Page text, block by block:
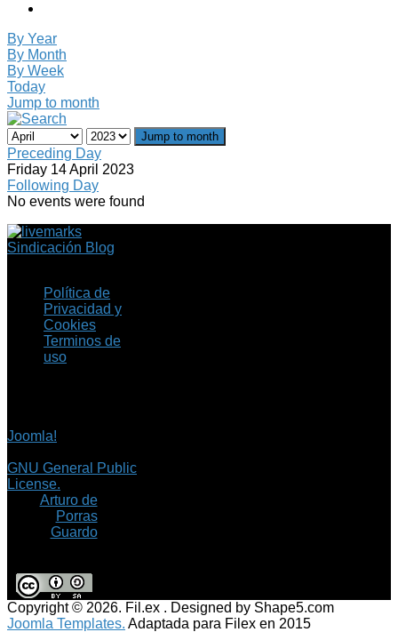
By Year
By Month
By Week
Today
Jump to month
Jump to month
Preceding Day
Friday 14 April 2023
Following Day
No events were found
Sindicación Blog
Política de
Privacidad y
Cookies
Terminos de
uso
Joomla!
GNU General Public
License.
Arturo de
Porras
Guardo
Copyright © 2026. Fil.ex . Designed by Shape5.com
Joomla Templates. Adaptada para Filex en 2015